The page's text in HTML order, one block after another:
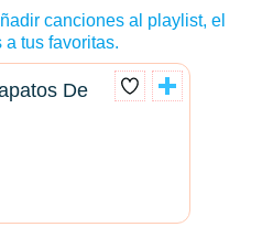
canciones al playlist, el
tus favoritas.
De